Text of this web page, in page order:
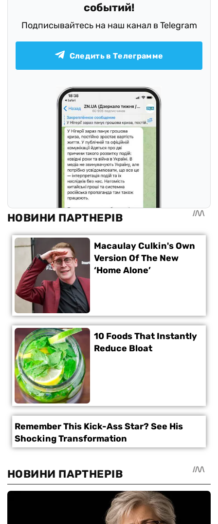
событий!
Подписывайтесь на наш канал в Telegram
Следить в Телеграмме